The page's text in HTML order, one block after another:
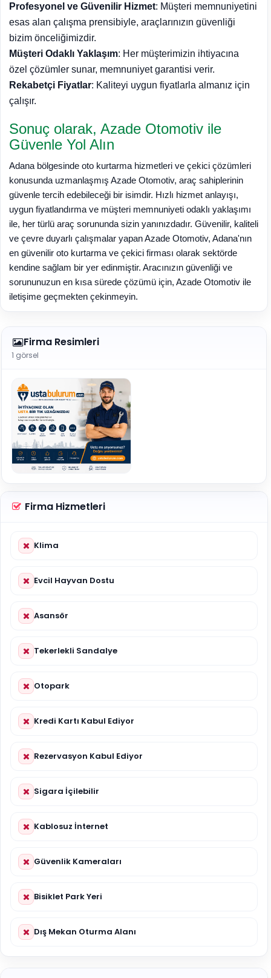
Profesyonel ve Güvenilir Hizmet: Müşteri memnuniyetini
esas alan çalışma prensibiyle, araçlarınızın güvenliği
bizim önceliğimizdir.
Müşteri Odaklı Yaklaşım: Her müşterimizin ihtiyacına
özel çözümler sunar, memnuniyet garantisi verir.
Rekabetçi Fiyatlar: Kaliteyi uygun fiyatlarla almanız için
çalışır.
Sonuç olarak, Azade Otomotiv ile
Güvenle Yol Alın
Adana bölgesinde oto kurtarma hizmetleri ve çekici çözümleri
konusunda uzmanlaşmış Azade Otomotiv, araç sahiplerinin
güvenle tercih edebileceği bir isimdir. Hızlı hizmet anlayışı,
uygun fiyatlandırma ve müşteri memnuniyeti odaklı yaklaşımı
ile, her türlü araç sorununda sizin yanınızdadır. Güvenilir, kaliteli
ve çevre duyarlı çalışmalar yapan Azade Otomotiv, Adana'nın
en güvenilir oto kurtarma ve çekici firması olarak sektörde
kendine sağlam bir yer edinmiştir. Aracınızın güvenliği ve
sorununuzun en kısa sürede çözümü için, Azade Otomotiv ile
iletişime geçmekten çekinmeyin.
Firma Resimleri
1 görsel
Firma Hizmetleri
Klima
Evcil Hayvan Dostu
Asansör
Tekerlekli Sandalye
Otopark
Kredi Kartı Kabul Ediyor
Rezervasyon Kabul Ediyor
Sigara İçilebilir
Kablosuz İnternet
Güvenlik Kameraları
Bisiklet Park Yeri
Dış Mekan Oturma Alanı